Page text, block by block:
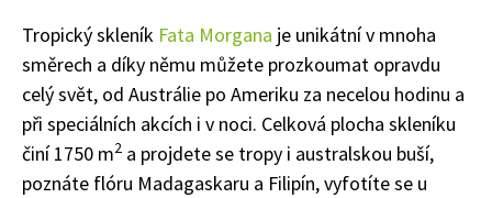
Tropický skleník Fata Morgana je unikátní v mnoha
směrech a díky němu můžete prozkoumat opravdu
celý svět, od Austrálie po Ameriku za necelou hodinu a
při speciálních akcích i v noci. Celková plocha skleníku
činí 1750 m2 a projdete se tropy i australskou buší,
poznáte flóru Madagaskaru a Filipín, vyfotíte se u